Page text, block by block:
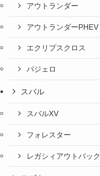
アウトランダー
アウトランダーPHEV
エクリプスクロス
パジェロ
スバル
スバルXV
フォレスター
レガシィアウトバック